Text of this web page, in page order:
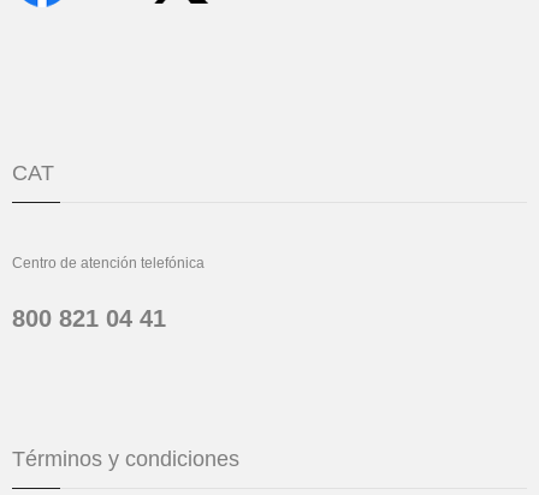
CAT
Centro de atención telefónica
800 821 04 41
Términos y condiciones